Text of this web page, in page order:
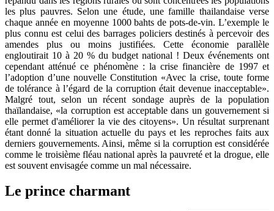
les plus pauvres. Selon une étude, une famille thailandaise verse
chaque année en moyenne 1000 bahts de pots-de-vin. L’exemple le
plus connu est celui des barrages policiers destinés à percevoir des
amendes plus ou moins justifiées. Cette économie parallèle
engloutirait 10 à 20 % du budget national ! Deux événements ont
cependant atténué ce phénomène : la crise financière de 1997 et
l’adoption d’une nouvelle Constitution «Avec la crise, toute forme
de tolérance à l’égard de la corruption était devenue inacceptable».
Malgré tout, selon un récent sondage auprès de la population
thaïlandaise, «la corruption est acceptable dans un gouvernement si
elle permet d'améliorer la vie des citoyens». Un résultat surprenant
étant donné la situation actuelle du pays et les reproches faits aux
derniers gouvernements. Ainsi, même si la corruption est considérée
comme le troisième fléau national après la pauvreté et la drogue, elle
est souvent envisagée comme un mal nécessaire.
Le prince charmant